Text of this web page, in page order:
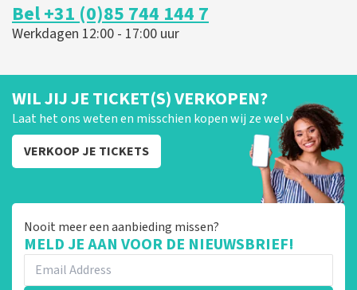
Bel +31 (0)85 744 144 7
Werkdagen 12:00 - 17:00 uur
WIL JIJ JE TICKET(S) VERKOPEN?
Laat het ons weten en misschien kopen wij ze wel van je!
VERKOOP JE TICKETS
Nooit meer een aanbieding missen?
MELD JE AAN VOOR DE NIEUWSBRIEF!